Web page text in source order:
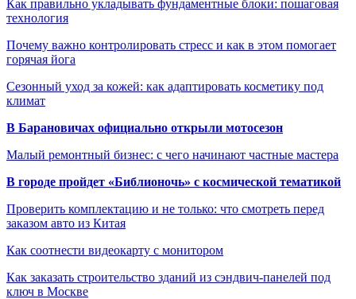
Как правильно укладывать фундаментные блоки: пошаговая
технология
Почему важно контролировать стресс и как в этом помогает
горячая йога
Сезонный уход за кожей: как адаптировать косметику под
климат
В Барановичах официально открыли мотосезон
Малый ремонтный бизнес: с чего начинают частные мастера
В городе пройдет «Библионочь» с космической тематикой
Проверить комплектацию и не только: что смотреть перед
заказом авто из Китая
Как соотнести видеокарту с монитором
Как заказать строительство зданий из сэндвич-панелей под
ключ в Москве